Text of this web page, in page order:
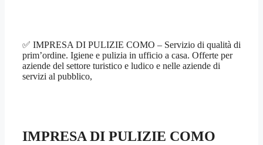
✅ IMPRESA DI PULIZIE COMO – Servizio di qualità di
prim’ordine. Igiene e pulizia in ufficio a casa. Offerte per
aziende del settore turistico e ludico e nelle aziende di
servizi al pubblico,
IMPRESA DI PULIZIE COMO